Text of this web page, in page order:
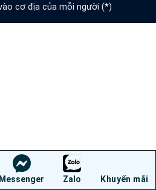
Messenger Zalo Khuyến mãi
cơ địa của mỗi người (*)